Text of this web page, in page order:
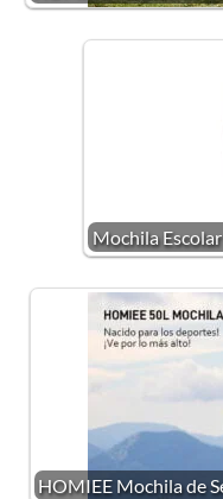
Mochila
HOMIEE Mochila de